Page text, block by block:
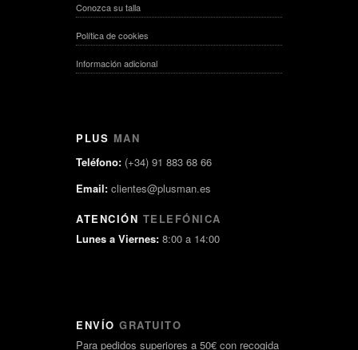
Conozca su talla
Política de cookies
Información adicional
PLUS MAN
Teléfono: (+34) 91 883 68 66
Email: clientes@plusman.es
ATENCIÓN TELEFÓNICA
Lunes a Viernes: 8:00 a 14:00
ENVÍO GRATUITO
Para pedidos superiores a 50€ con recogida